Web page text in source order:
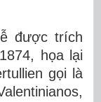
được trích
họa lại
gọi là